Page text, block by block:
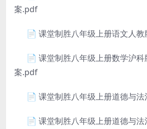
案.pdf
📄 课堂制胜八年级上册语文人教
📄 课堂制胜八年级上册数学沪科
案.pdf
📄 课堂制胜八年级上册道德与法
📄 课堂制胜八年级上册道德与法